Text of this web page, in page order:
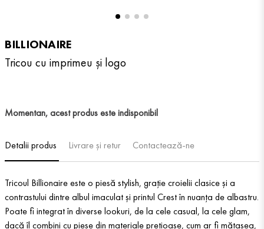
BILLIONAIRE
Tricou cu imprimeu și logo
Momentan, acest produs este indisponibil
Detalii produs Livrare și retur Contactează-ne
Tricoul Billionaire este o piesă stylish, grație croielii clasice și a
contrastului dintre albul imaculat și printul Crest în nuanța de albastru.
Poate fi integrat în diverse lookuri, de la cele casual, la cele glam,
dacă îl combini cu piese din materiale prețioase, cum ar fi mătasea,